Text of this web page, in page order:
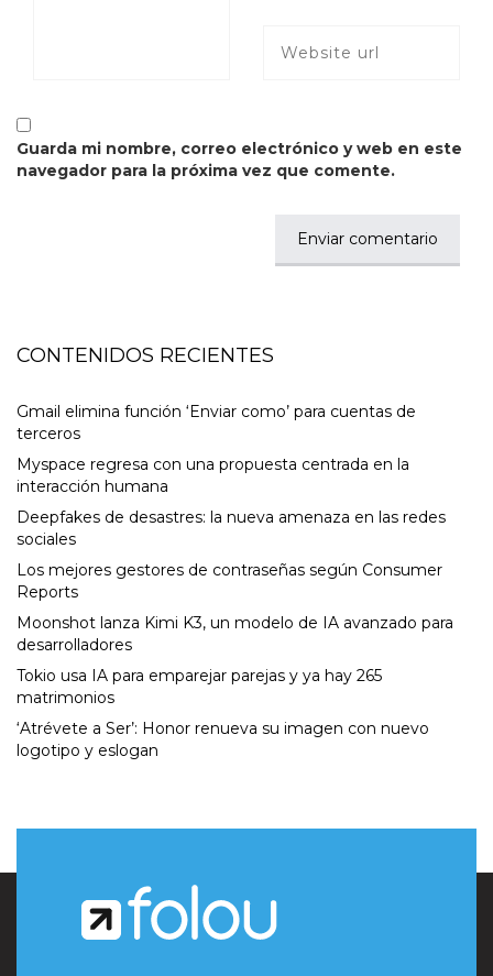
Guarda mi nombre, correo electrónico y web en este
navegador para la próxima vez que comente.
CONTENIDOS RECIENTES
Gmail elimina función ‘Enviar como’ para cuentas de
terceros
Myspace regresa con una propuesta centrada en la
interacción humana
Deepfakes de desastres: la nueva amenaza en las redes
sociales
Los mejores gestores de contraseñas según Consumer
Reports
Moonshot lanza Kimi K3, un modelo de IA avanzado para
desarrolladores
Tokio usa IA para emparejar parejas y ya hay 265
matrimonios
‘Atrévete a Ser’: Honor renueva su imagen con nuevo
logotipo y eslogan